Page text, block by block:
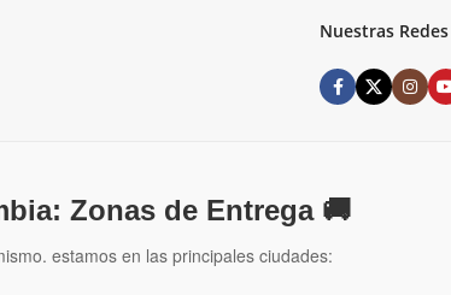
Nuestras
Zonas de Entrega 🚚
estamos en las principales ciudades: